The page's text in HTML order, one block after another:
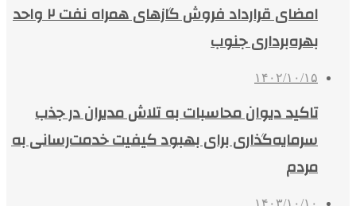
امضای قرارداد فروش گازهای همراه نفت ۲ واحد
بهره‌برداری جنوب
۱۴۰۲/۱۰/۱۵
تاکید دیوان محاسبات به تلاش مدیران در جذب
سرمایه‌گذاری برای بهبود کیفیت خدمت‌رسانی به
مردم